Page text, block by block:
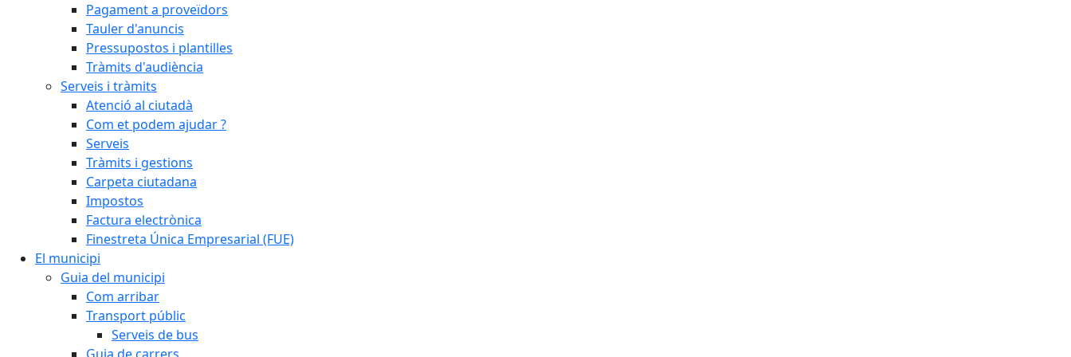
Pagament a proveïdors
Tauler d'anuncis
Pressupostos i plantilles
Tràmits d'audiència
Serveis i tràmits
Atenció al ciutadà
Com et podem ajudar ?
Serveis
Tràmits i gestions
Carpeta ciutadana
Impostos
Factura electrònica
Finestreta Única Empresarial (FUE)
El municipi
Guia del municipi
Com arribar
Transport públic
Serveis de bus